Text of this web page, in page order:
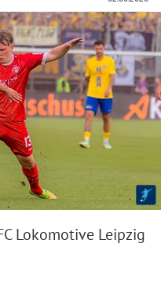
Lokomotive Leipzig